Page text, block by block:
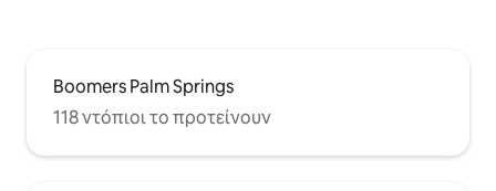
Boomers Palm Springs
118 ντόπιοι το προτείνουν